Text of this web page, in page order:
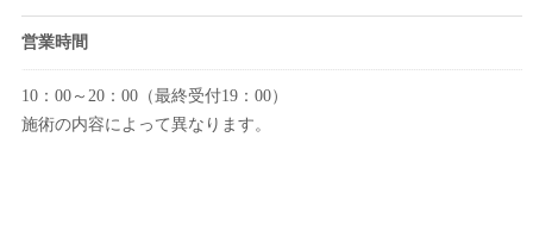
営業時間
10：00～20：00（最終受付19：00）
施術の内容によって異なります。